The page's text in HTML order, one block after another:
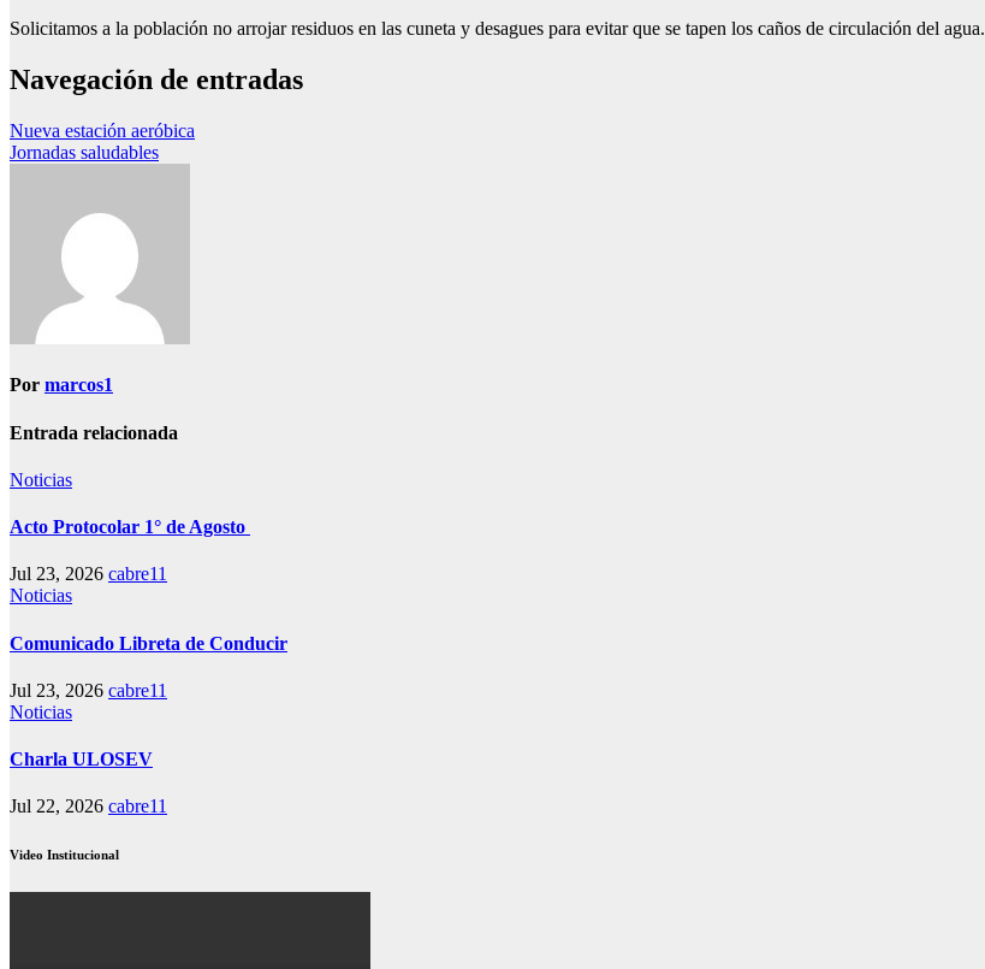
Solicitamos a la población no arrojar residuos en las cuneta y desagues para evitar que se tapen los caños de circulación del agua.
Navegación de entradas
Nueva estación aeróbica
Jornadas saludables
Por marcos1
Entrada relacionada
Noticias
Acto Protocolar 1° de Agosto
Jul 23, 2026 cabre11
Noticias
Comunicado Libreta de Conducir
Jul 23, 2026 cabre11
Noticias
Charla ULOSEV
Jul 22, 2026 cabre11
Video Institucional